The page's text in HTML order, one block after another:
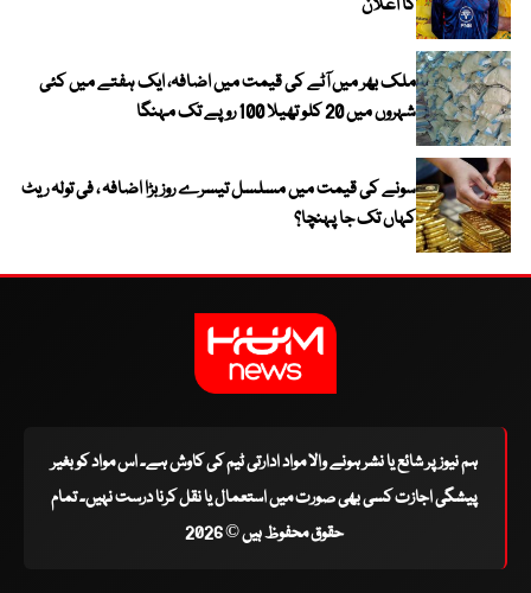
کا اعلان
ملک بھر میں آٹے کی قیمت میں اضافہ، ایک ہفتے میں کئی
شہروں میں 20 کلو تھیلا 100 روپے تک مہنگا
سونے کی قیمت میں مسلسل تیسرے روز بڑا اضافہ ، فی تولہ ریٹ
کہاں تک جا پہنچا؟
ہم نیوز پر شائع یا نشر ہونے والا مواد ادارتی ٹیم کی کاوش ہے۔ اس مواد کو بغیر
پیشگی اجازت کسی بھی صورت میں استعمال یا نقل کرنا درست نہیں۔ تمام
حقوق محفوظ ہیں © 2026